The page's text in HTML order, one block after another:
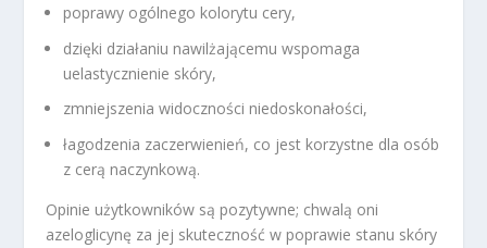
poprawy ogólnego kolorytu cery,
dzięki działaniu nawilżającemu wspomaga
uelastycznienie skóry,
zmniejszenia widoczności niedoskonałości,
łagodzenia zaczerwienień, co jest korzystne dla osób
z cerą naczynkową.
Opinie użytkowników są pozytywne; chwalą oni
azeloglicynę za jej skuteczność w poprawie stanu skóry